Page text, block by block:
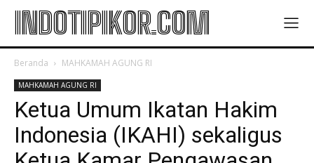
INDOTIPIKOR.COM
Beranda MAHKAMAH AGUNG RI
MAHKAMAH AGUNG RI
Ketua Umum Ikatan Hakim
Indonesia (IKAHI) sekaligus